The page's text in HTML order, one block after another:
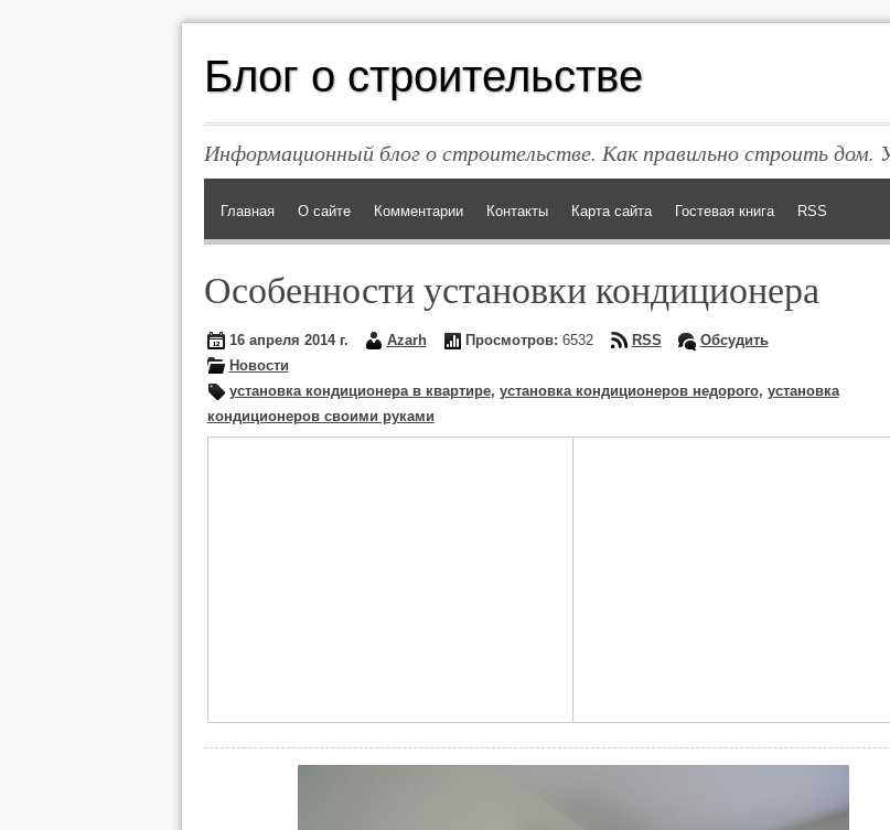
Блог о строительстве
Информационный блог о строительстве. Как правильно строить
Главная О сайте Комментарии Контакты Карта сайта Гостевая книга RSS
Особенности установки кондиционера
16 апреля 2014 г. Azarh Просмотров: 6532 RSS
Обсудить
Новости
установка кондиционера в квартире, установка кондиционеров недорого, установка
кондиционеров своими руками